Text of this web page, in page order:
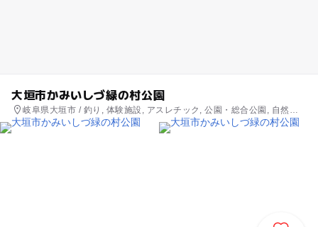
大垣市かみいしづ緑の村公園
岐阜県大垣市 / 釣り, 体験施設, アスレチック, 公園・総合公園, 自然体
験・アクティビティ